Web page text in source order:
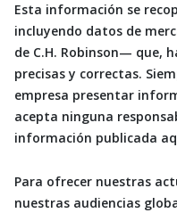
Esta información se
incluyendo datos de
de C.H. Robinson— que,
precisas y correctas.
empresa presentar
acepta ninguna
información publicada
Para ofrecer nuestras
nuestras audiencias